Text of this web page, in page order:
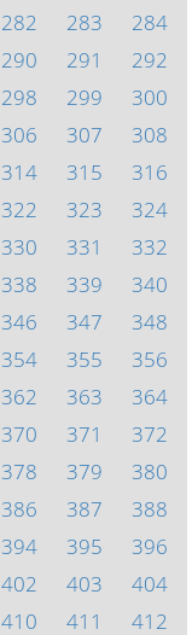
282 283
284
290 291
292
298 299
300
306 307
308
314 315
316
322 323
324
330 331
332
338 339
340
346 347
348
354 355
356
362 363
364
370 371
372
378 379
380
386 387
388
394 395
396
402 403
404
410 411 412